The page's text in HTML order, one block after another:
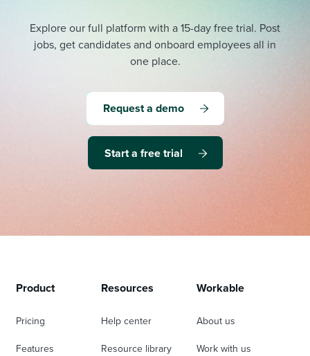
Explore our full platform with a 15-day free trial. Post
jobs, get candidates and onboard employees all in
one place.
Request a demo
Start a free trial
Product
Pricing
Features
Resources
Help center
Resource library
Workable
About us
Work with us